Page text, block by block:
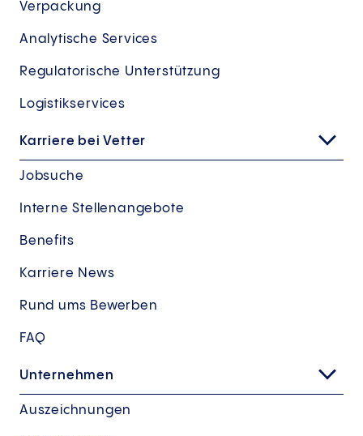
Verpackung
Analytische Services
Regulatorische Unterstützung
Logistikservices
Karriere bei Vetter
Jobsuche
Interne Stellenangebote
Benefits
Karriere News
Rund ums Bewerben
FAQ
Unternehmen
Auszeichnungen